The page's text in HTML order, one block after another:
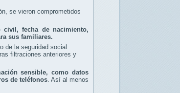
se vieron comprometidos
civil, fecha de nacimiento,
sus familiares.
de la seguridad social
filtraciones anteriores y
sensible, como datos
de teléfonos . Así al menos